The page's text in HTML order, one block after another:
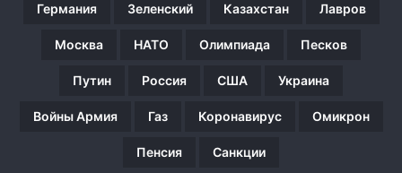
Германия Зеленский Казахстан Лавров
Москва НАТО Олимпиада Песков
Путин Россия США Украина
Войны Армия Газ Коронавирус Омикрон
Пенсия Санкции